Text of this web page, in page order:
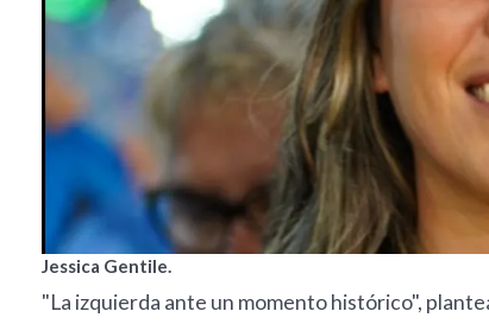
Jessica Gentile.
"La izquierda ante un momento histórico",